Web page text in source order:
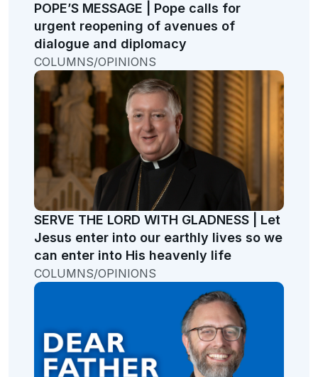
POPE’S MESSAGE | Pope calls for
urgent reopening of avenues of
dialogue and diplomacy
COLUMNS/OPINIONS
SERVE THE LORD WITH GLADNESS | Let
Jesus enter into our earthly lives so we
can enter into His heavenly life
COLUMNS/OPINIONS